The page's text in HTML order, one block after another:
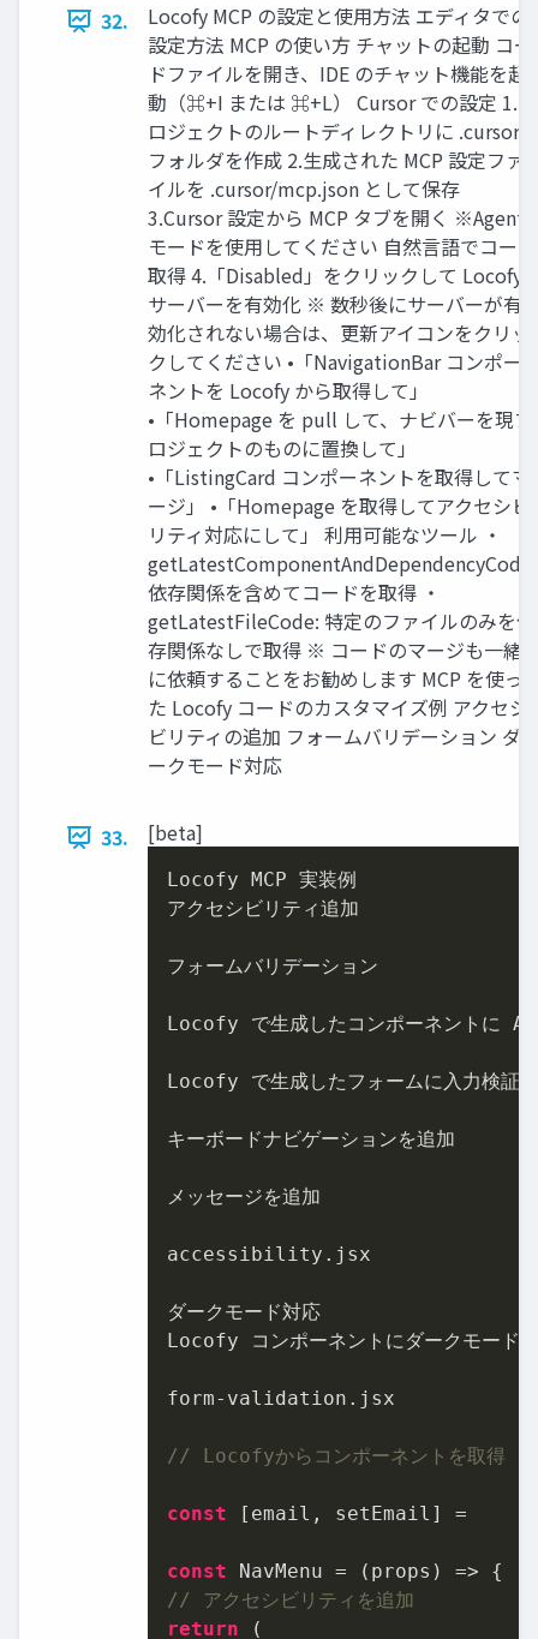
32.
Locofy MCP の設定と使⽤⽅法 エディタでの
設定⽅法 MCP の使い⽅ チャットの起動 コー
ドファイルを開き、IDE のチャット機能を起
動（⌘+I または ⌘+L） Cursor での設定 1.プ
ロジェクトのルートディレクトリに .cursor
フォルダを作成 2.⽣成された MCP 設定ファ
イルを .cursor/mcp.json として保存
3.Cursor 設定から MCP タブを開く ※Agent
モードを使⽤してください ⾃然⾔語でコード
取得 4.「Disabled」をクリックして Locofy
サーバーを有効化 ※ 数秒後にサーバーが有
効化されない場合は、更新アイコンをクリッ
クしてください •「NavigationBar コンポー
ネントを Locofy から取得して」
•「Homepage を pull して、ナビバーを現プ
ロジェクトのものに置換して」
•「ListingCard コンポーネントを取得してマ
ージ」 •「Homepage を取得してアクセシビ
リティ対応にして」 利⽤可能なツール ・
getLatestComponentAndDependencyCode:
依存関係を含めてコードを取得 ・
getLatestFileCode: 特定のファイルのみを依
存関係なしで取得 ※ コードのマージも⼀緒
に依頼することをお勧めします MCP を使っ
た Locofy コードのカスタマイズ例 アクセシ
ビリティの追加 フォームバリデーション ダ
ークモード対応
33. [beta]
Locofy MCP 実装例
アクセシビリティ追加
フォームバリデーション
Locofy で⽣成したコンポーネントに
Locofy で⽣成したフォームに⼊⼒検証
キーボードナビゲーションを追加
メッセージを追加
accessibility.jsx
ダークモード対応
Locofy コンポーネントにダークモード
form-validation.jsx
// Locofyからコンポーネントを取得
const [email, setEmail] =
const
// アクセシビリティを追加
return (